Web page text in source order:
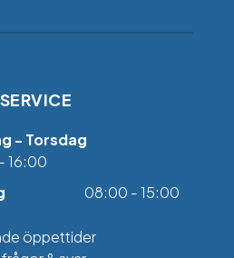
- Torsdag
16:00
08:00 - 15:00
öppettider